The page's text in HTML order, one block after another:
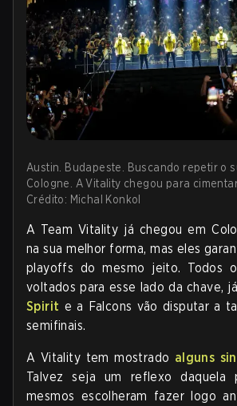
Austin. Budapeste. Buscando repetir o
Cologne. A Vitality chegou para
Crédito: Michal Konkol
A Team Vitality já chegou em
na sua melhor forma, mas eles
playoffs do mesmo jeito. Todos
voltados para esse lado da chave,
Spirit e a Falcons vão disputar a
semifinais.
A Vitality tem mostrado alguns
Talvez seja um reflexo daquela
mesmos escolheram fazer logo